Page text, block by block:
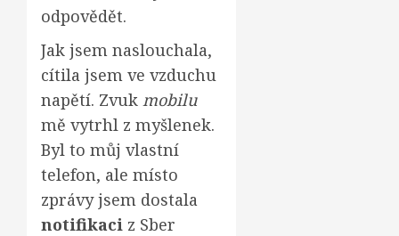
odpovědět.
Jak jsem naslouchala,
cítila jsem ve vzduchu
napětí. Zvuk mobilu
mě vytrhl z myšlenek.
Byl to můj vlastní
telefon, ale místo
zprávy jsem dostala
notifikaci z Sber